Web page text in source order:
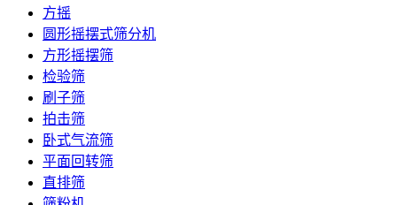
方摇
圆形摇摆式筛分机
方形摇摆筛
检验筛
刷子筛
拍击筛
卧式气流筛
平面回转筛
直排筛